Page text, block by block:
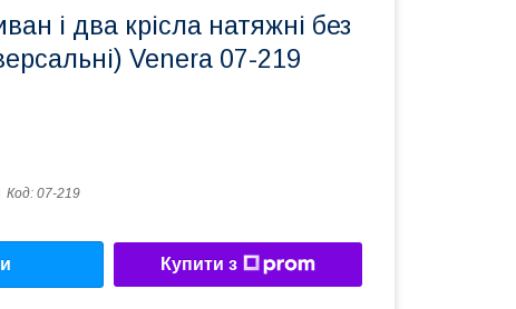
і два крісла натяжні без
Venera 07-219
Код: 07-219
Купити з